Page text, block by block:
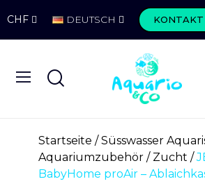
CHF DEUTSCH KONTAKT
Startseite
Süsswasser
Aquariumzubehör
Zucht
BabyHome proAir –